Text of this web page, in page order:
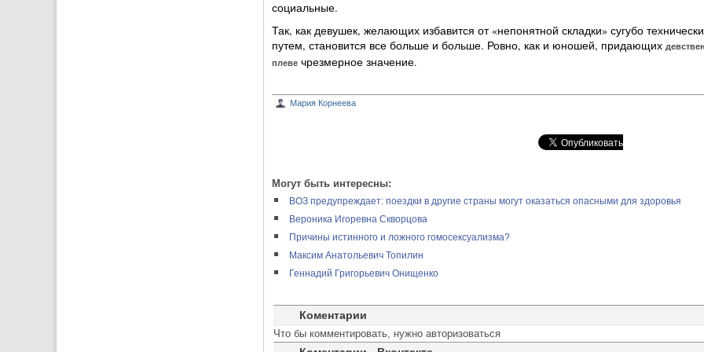
социальные.
Так, как девушек, желающих избавится от «непонятной складки» сугубо
путем, становится все больше и больше. Ровно, как и юношей, придающих
плевечрезмерное значение.
Мария Корнеева
Могут быть интересны:
ВОЗ предупреждает: поездки в другие страны могут оказаться опасными для здоровья
Вероника Игоревна Скворцова
Причины истинного и ложного гомосексуализма?
Максим Анатольевич Топилин
Геннадий Григорьевич Онищенко
Коментарии
Что бы комментировать, нужно авторизоваться